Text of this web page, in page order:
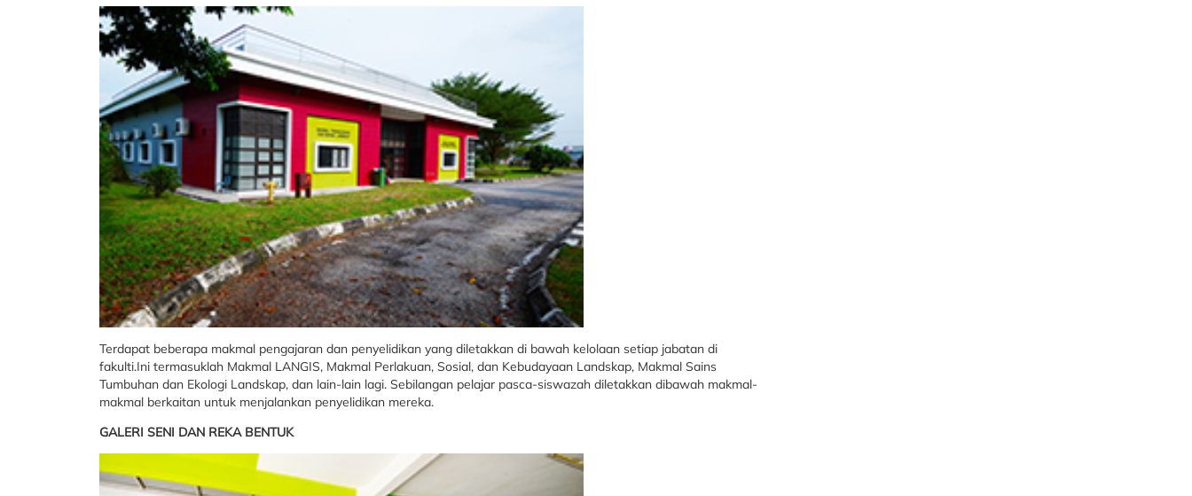
Terdapat beberapa makmal pengajaran dan penyelidikan yang diletakkan di bawah kelolaan setiap jabatan di
fakulti.Ini termasuklah Makmal LANGIS, Makmal Perlakuan, Sosial, dan Kebudayaan Landskap, Makmal Sains
Tumbuhan dan Ekologi Landskap, dan lain-lain lagi. Sebilangan pelajar pasca-siswazah diletakkan dibawah makmal-
makmal berkaitan untuk menjalankan penyelidikan mereka.
GALERI SENI DAN REKA BENTUK